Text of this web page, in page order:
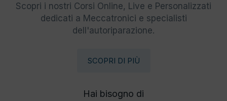
Scopri i nostri Corsi Online, Live e Personalizzati
dedicati a Meccatronici e specialisti
dell'autoriparazione.
SCOPRI DI PIÙ
Hai bisogno di